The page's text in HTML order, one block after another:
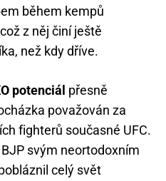
během kempů
z něj činí ještě
než kdy dříve.
potenciál přesně
považován za
fighterů současné UFC.
svým neortodoxním
celý svět